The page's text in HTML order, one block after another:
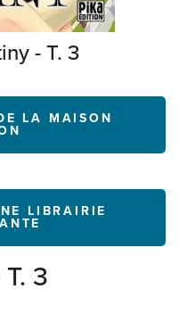
- T. 3
LA MAISON
LIBRAIRIE
3